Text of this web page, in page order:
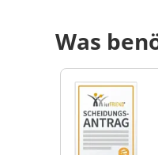
Was